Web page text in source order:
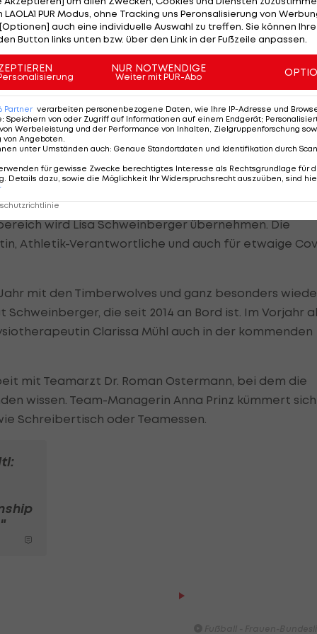
Grassi auf diesem hohen Level bekommt. Unser
finde es großartig, dass alle Schlüsselspieler
konnten. Allein die Zusammensetzung des
zu stehen", ist Langer die Vorfreude auf seine
Zusammenarbeit mit Robert, die ja schon in
hat", spricht Head Coach Schmidt die Zweitliga-
– 2010 an.
wird Lisa Schweinberger übernehmen. Die
Athletik-Verantwortliche und auch für etwaige
mit den Timberwolves und ganz besonders
Schweinberger, die seit 2014 an Bord ist. Im Vorjahr
Clarissa Mühl auch in der kommenden
mit Teamarzt Dr. Roman Ostermann, bei dem die
wissen. Team-Managerin Anna Prinz kümmert sich
Schreibertisch oder Teamessen.
PUR Modus, ohne Tracking uns Peronsalisierung von
auch eine individuelle Auswahl zu treffen. Sie können
Button links unten bzw. über den Link in der Fußzeile anpassen.
NUR NOTWENDIGE
Weiter mit PUR-Abo
Partner verarbeiten personenbezogene Daten, wie Ihre IP-Adresse und
: Speichern von oder Zugriff auf Informationen auf einem Endgerät;
Werbeleistung und der Performance von Inhalten, Zielgruppenforschung
von Angeboten
unter Umständen auch: Genaue Standortdaten und Identifikation durch
für gewisse Zwecke berechtigtes Interesse als Rechtsgrundlage für
Details dazu, sowie die Möglichkeit Ihr Widerspruchsrecht auszuüben, sind